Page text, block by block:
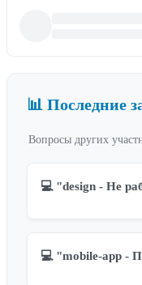
📊 Последние
Вопросы других
💻 "design - Не
💻 "mobile-app -